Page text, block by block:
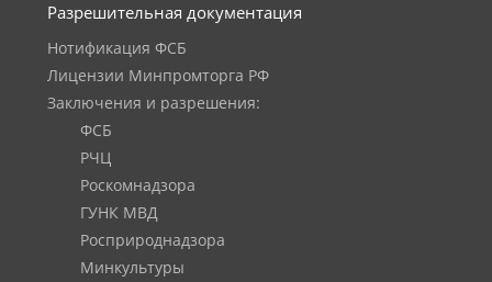
Разрешительная документация
Нотификация ФСБ
Лицензии Минпромторга РФ
Заключения и разрешения:
ФСБ
РЧЦ
Роскомнадзора
ГУНК МВД
Росприроднадзора
Минкультуры